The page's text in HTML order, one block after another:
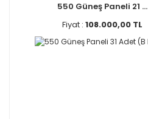
550 Güneş Paneli 21 ...
Fiyat : 108.000,00 TL